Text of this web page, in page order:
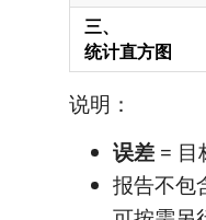
三、
统计直方图
说明：
误差 = 目
报告不包